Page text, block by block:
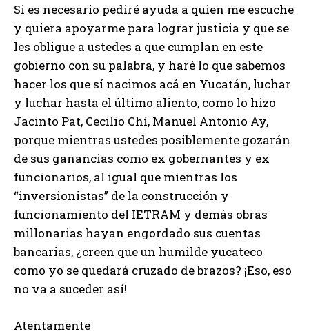
Si es necesario pediré ayuda a quien me escuche
y quiera apoyarme para lograr justicia y que se
les obligue a ustedes a que cumplan en este
gobierno con su palabra, y haré lo que sabemos
hacer los que sí nacimos acá en Yucatán, luchar
y luchar hasta el último aliento, como lo hizo
Jacinto Pat, Cecilio Chí, Manuel Antonio Ay,
porque mientras ustedes posiblemente gozarán
de sus ganancias como ex gobernantes y ex
funcionarios, al igual que mientras los
“inversionistas” de la construcción y
funcionamiento del IETRAM y demás obras
millonarias hayan engordado sus cuentas
bancarias, ¿creen que un humilde yucateco
como yo se quedará cruzado de brazos? ¡Eso, eso
no va a suceder así!
Atentamente